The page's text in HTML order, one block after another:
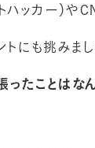
ッカー）や
にも挑みまし
たことはなん